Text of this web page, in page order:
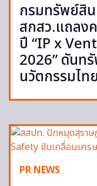
กรมทรัพย์สิ
สกสว.แถลง
ปี “IP x
2026” ดันท
นวัตกรรมไท
PR NEWS